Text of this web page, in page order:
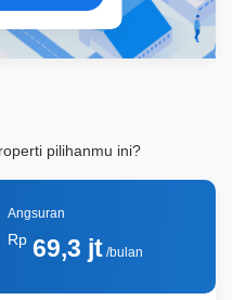
pilihanmu ini?
Angsuran
Rp 69,3 jt/bulan